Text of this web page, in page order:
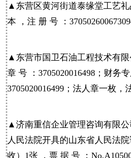
▲东营区黄河街道泰缘堂工艺
本 ，注 册 号 ：
▲东营市国卫石油工程技术有限
章 号 ：3705020016498；财务
3705020016499；法人章一枚，
▲济南重信企业管理咨询有限
人民法院开具的山东省人民法
收）1张 ，票 据 号 ：